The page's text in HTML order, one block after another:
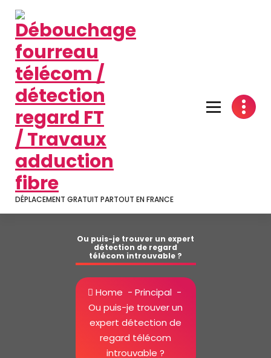
contenu
DÉPLACEMENT GRATUIT PARTOUT EN FRANCE
Ou puis-je trouver un expert
détection de regard
télécom introuvable ?
Home - Principal-
Ou puis-je trouver un
expert détection de
regard télécom
introuvable ?